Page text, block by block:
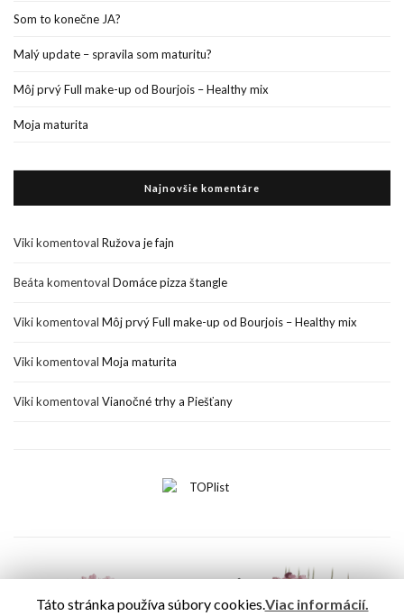
Som to konečne JA?
Malý update – spravila som maturitu?
Môj prvý Full make-up od Bourjois – Healthy mix
Moja maturita
Najnovšie komentáre
Vikikomentoval Ružova je fajn
Beáta komentoval Domáce pizza štangle
Vikikomentoval Môj prvý Full make-up od Bourjois – Healthy mix
Vikikomentoval Moja maturita
Vikikomentoval Vianočné trhy a Piešťany
Táto stránka používa súbory cookies.Viac informácií.